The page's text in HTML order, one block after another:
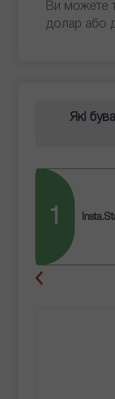
Ви можете
долар або
Які
1